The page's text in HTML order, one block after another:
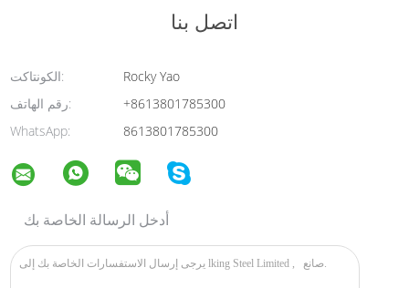
اتصل بنا
الكونتاكت:
Rocky Yao
رقم الهاتف:
+8613801785300
WhatsApp:
8613801785300
أدخل الرسالة الخاصة بك